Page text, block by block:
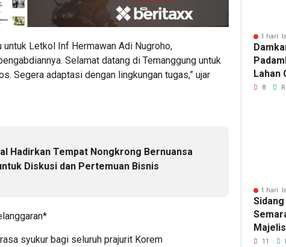
Letkol Inf Hermawan Adi Nugroho,
Selamat datang di Temanggung untuk
Segera adaptasi dengan lingkungan tugas,” ujar
Hadirkan Tempat Nongkrong Bernuansa
Diskusi dan Pertemuan Bisnis
syukur bagi seluruh prajurit Korem
1 hari
Lahan
8
1 hari
11